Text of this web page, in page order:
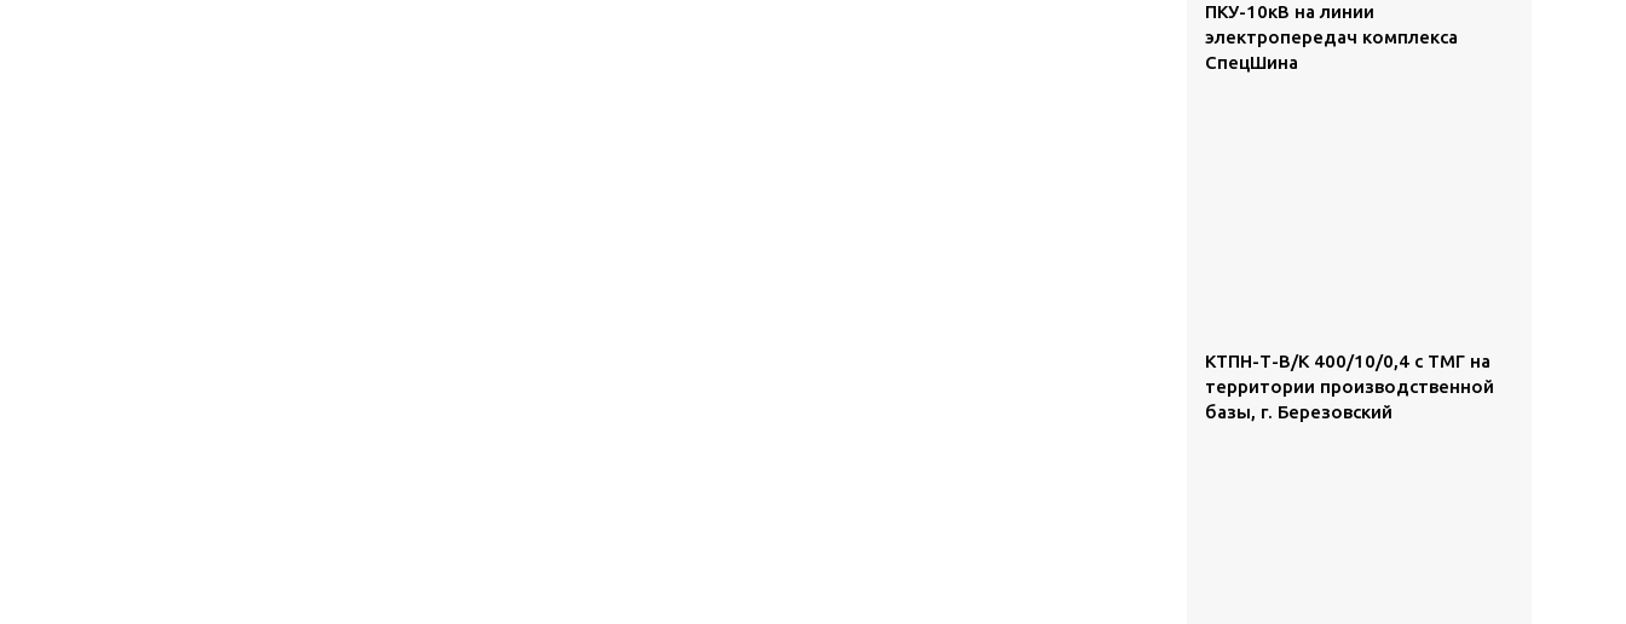
ПКУ-10кВ на линии
электропередач комплекса
СпецШина
КТПН-Т-В/К 400/10/0,4 с ТМГ на
территории производственной
базы, г. Березовский